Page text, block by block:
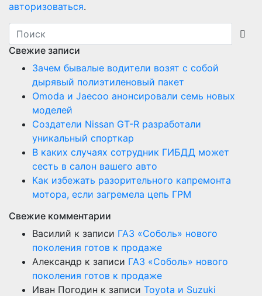
авторизоваться.
Свежие записи
Зачем бывалые водители возят с собой
дырявый полиэтиленовый пакет
Оmoda и Jaecoo анонсировали семь новых
моделей
Создатели Nissan GT-R разработали
уникальный спорткар
В каких случаях сотрудник ГИБДД может
сесть в салон вашего авто
Как избежать разорительного капремонта
мотора, если загремела цепь ГРМ
Свежие комментарии
Василий к записи ГАЗ «Соболь» нового
поколения готов к продаже
Александр к записи ГАЗ «Соболь» нового
поколения готов к продаже
Иван Погодин к записи Toyota и Suzuki